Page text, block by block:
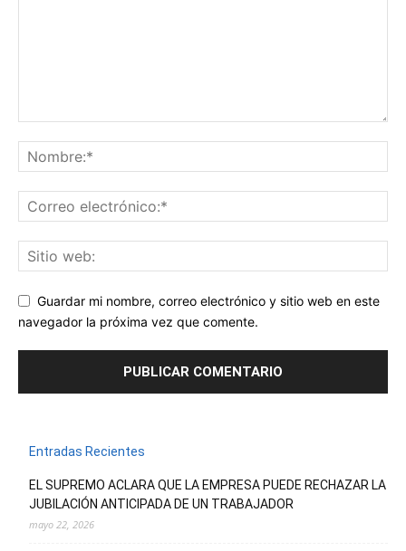
Guardar mi nombre, correo electrónico y sitio web en este
navegador la próxima vez que comente.
Entradas Recientes
EL SUPREMO ACLARA QUE LA EMPRESA PUEDE RECHAZAR LA
JUBILACIÓN ANTICIPADA DE UN TRABAJADOR
mayo 22, 2026